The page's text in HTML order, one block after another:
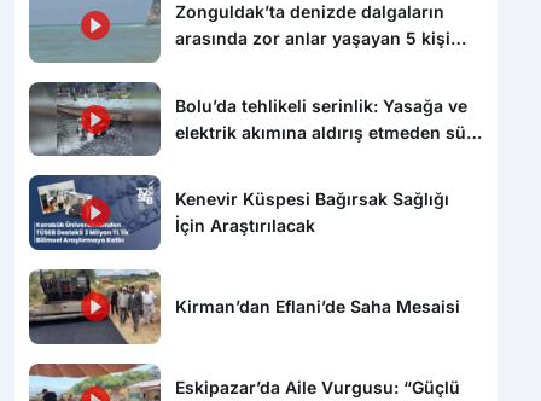
Zonguldak’ta denizde dalgaların
arasında zor anlar yaşayan 5 kişi
Bolu’da tehlikeli serinlik: Yasağa ve
elektrik akımına aldırış etmeden süs
Kenevir Küspesi Bağırsak Sağlığı
İçin Araştırılacak
Kirman’dan Eflani’de Saha Mesaisi
Eskipazar’da Aile Vurgusu: “Güçlü